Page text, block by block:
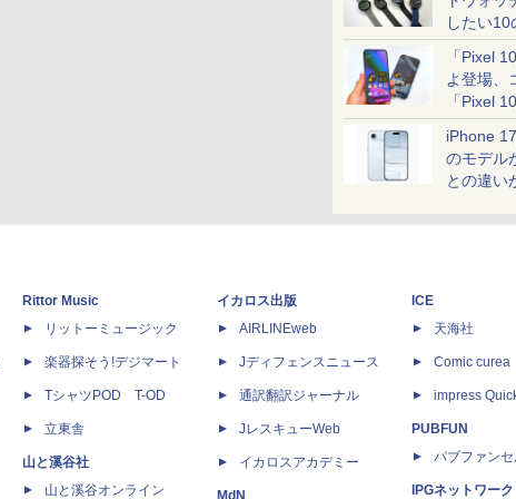
したい10
「Pixel
よ登場、
「Pixel
iPhone
のモデル
との違い
Rittor Music
リットーミュージック
楽器探そう!デジマート
TシャツPOD T-OD
立東舎
山と溪谷社
山と溪谷オンライン
イカロス出版
AIRLINEweb
Jディフェンスニュース
通訳翻訳ジャーナル
JレスキューWeb
イカロスアカデミー
MdN
ICE
天海社
Comic curea
impress
PUBFUN
パブファンセ
IPGネットワーク